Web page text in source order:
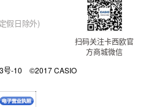
假日除外)
扫码关注卡西欧官
方商城微信
号-10 ©2017 CASIO